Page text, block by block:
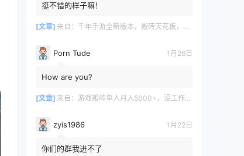
挺不错的样子嘛！
[文章] 来自： 千年手游全新版本，搬砖天花板，闭着眼都能赚！
Porn Tude 1月26日
How are you?
[文章] 来自： 游戏搬砖单人月入5000+，没工作在家一个人就能做
zyis1986 1月22日
你们的群我进不了